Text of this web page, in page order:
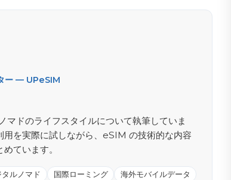
ー — UPeSIM
ドのライフスタイルについて執筆していま
を実際に試しながら、eSIM の技術的な内容
ています。
タルノマド 国際ローミング 海外モバイルデータ